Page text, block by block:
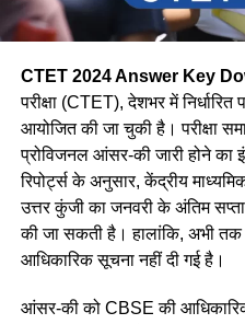
CTET 2024 Answer Key
परीक्षा (CTET), देशभर में
आयोजित की जा चुकी है। परीक्षा
प्रोविजनल आंसर-की जारी होने का
रिपोर्ट्स के अनुसार, केंद्रीय
उत्तर कुंजी का जनवरी के अंतिम
की जा सकती है। हालांकि, अभी
आधिकारिक सूचना नहीं दी गई है।
आंसर-की को CBSE की